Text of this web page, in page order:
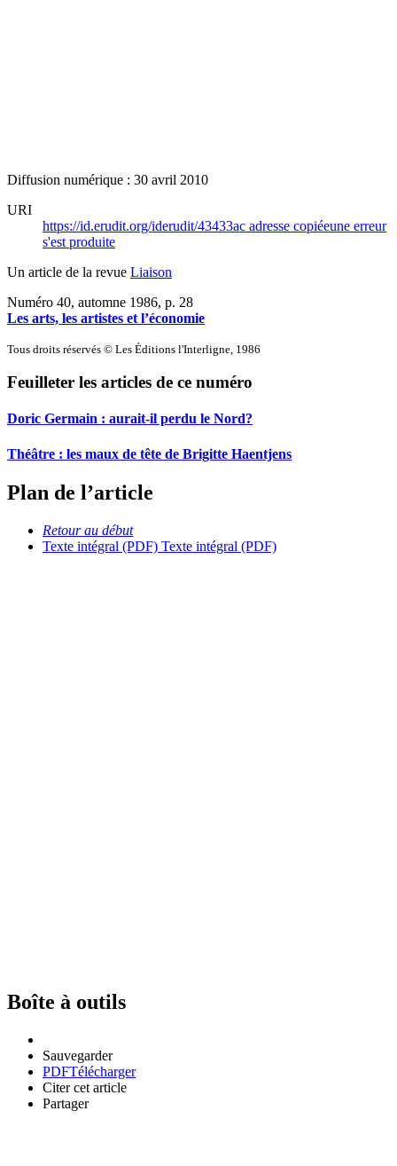
Diffusion numérique : 30 avril 2010
URI
https://id.erudit.org/iderudit/43433ac adresse copiéeune erreur
s'est produite
Un article de la revue Liaison
Numéro 40, automne 1986, p. 28
Les arts, les artistes et l’économie
Tous droits réservés © Les Éditions l'Interligne, 1986
Feuilleter les articles de ce numéro
Doric Germain : aurait-il perdu le Nord?
Théâtre : les maux de tête de Brigitte Haentjens
Plan de l’article
Retour au début
Texte intégral (PDF) Texte intégral (PDF)
Boîte à outils
Sauvegarder
PDFTélécharger
Citer cet article
Partager